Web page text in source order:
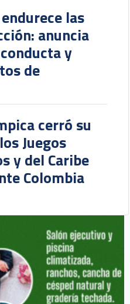
las
anuncia
y
de
cerró su
Juegos
y del Caribe
Colombia